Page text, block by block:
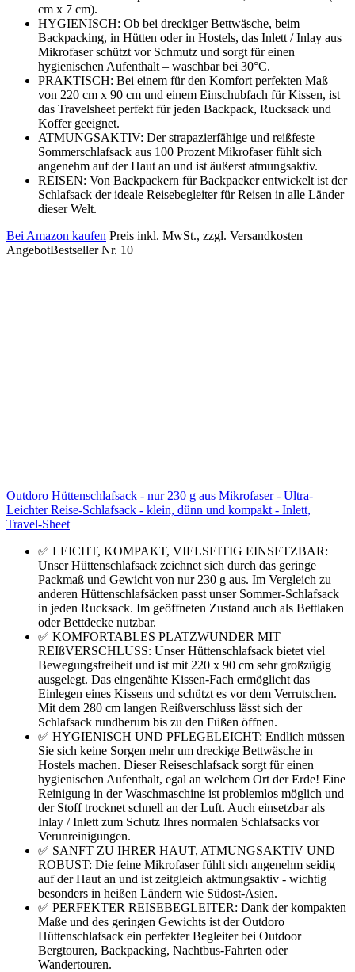
cm x 7 cm).
HYGIENISCH: Ob bei dreckiger Bettwäsche, beim
Backpacking, in Hütten oder in Hostels, das Inlett / Inlay aus
Mikrofaser schützt vor Schmutz und sorgt für einen
hygienischen Aufenthalt – waschbar bei 30°C.
PRAKTISCH: Bei einem für den Komfort perfekten Maß
von 220 cm x 90 cm und einem Einschubfach für Kissen, ist
das Travelsheet perfekt für jeden Backpack, Rucksack und
Koffer geeignet.
ATMUNGSAKTIV: Der strapazierfähige und reißfeste
Sommerschlafsack aus 100 Prozent Mikrofaser fühlt sich
angenehm auf der Haut an und ist äußerst atmungsaktiv.
REISEN: Von Backpackern für Backpacker entwickelt ist der
Schlafsack der ideale Reisebegleiter für Reisen in alle Länder
dieser Welt.
Bei Amazon kaufen Preis inkl. MwSt., zzgl. Versandkosten
AngebotBestseller Nr. 10
Outdoro Hüttenschlafsack - nur 230 g aus Mikrofaser - Ultra-
Leichter Reise-Schlafsack - klein, dünn und kompakt - Inlett,
Travel-Sheet
✅ LEICHT, KOMPAKT, VIELSEITIG EINSETZBAR:
Unser Hüttenschlafsack zeichnet sich durch das geringe
Packmaß und Gewicht von nur 230 g aus. Im Vergleich zu
anderen Hüttenschlafsäcken passt unser Sommer-Schlafsack
in jeden Rucksack. Im geöffneten Zustand auch als Bettlaken
oder Bettdecke nutzbar.
✅ KOMFORTABLES PLATZWUNDER MIT
REIßVERSCHLUSS: Unser Hüttenschlafsack bietet viel
Bewegungsfreiheit und ist mit 220 x 90 cm sehr großzügig
ausgelegt. Das eingenähte Kissen-Fach ermöglicht das
Einlegen eines Kissens und schützt es vor dem Verrutschen.
Mit dem 280 cm langen Reißverschluss lässt sich der
Schlafsack rundherum bis zu den Füßen öffnen.
✅ HYGIENISCH UND PFLEGELEICHT: Endlich müssen
Sie sich keine Sorgen mehr um dreckige Bettwäsche in
Hostels machen. Dieser Reiseschlafsack sorgt für einen
hygienischen Aufenthalt, egal an welchem Ort der Erde! Eine
Reinigung in der Waschmaschine ist problemlos möglich und
der Stoff trocknet schnell an der Luft. Auch einsetzbar als
Inlay / Inlett zum Schutz Ihres normalen Schlafsacks vor
Verunreinigungen.
✅ SANFT ZU IHRER HAUT, ATMUNGSAKTIV UND
ROBUST: Die feine Mikrofaser fühlt sich angenehm seidig
auf der Haut an und ist zeitgleich aktmungsaktiv - wichtig
besonders in heißen Ländern wie Südost-Asien.
✅ PERFEKTER REISEBEGLEITER: Dank der kompakten
Maße und des geringen Gewichts ist der Outdoro
Hüttenschlafsack ein perfekter Begleiter bei Outdoor
Bergtouren, Backpacking, Nachtbus-Fahrten oder
Wandertouren.